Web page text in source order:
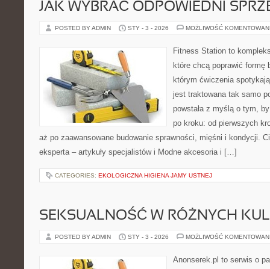
JAK WYBRAĆ ODPOWIEDNI
POSTED BY ADMIN STY - 3 - 2026 MOŻLIWOŚĆ
Fitness Station to
które chcą poprawić formę
którym ćwiczenia
jest traktowana tak samo
powstała z myślą o tym,
po kroku: od pierwszych
aż po zaawansowane budowanie sprawności, mięśni i kondycji.
eksperta – artykuły specjalistów i Modne akcesoria i […]
CATEGORIES: EKOLOGICZNA HIGIENA JAMY USTNEJ
SEKSUALNOŚĆ W RÓŻNYCH
POSTED BY ADMIN STY - 3 - 2026 MOŻLIWOŚĆ
Anonserek.pl to serwis o